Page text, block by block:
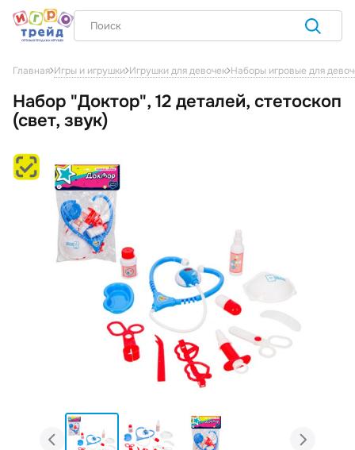
Главная Игры и игрушки Игрушки для девочек Наборы игровые для
Набор "Доктор", 12 деталей, стетоскоп
(свет, звук)